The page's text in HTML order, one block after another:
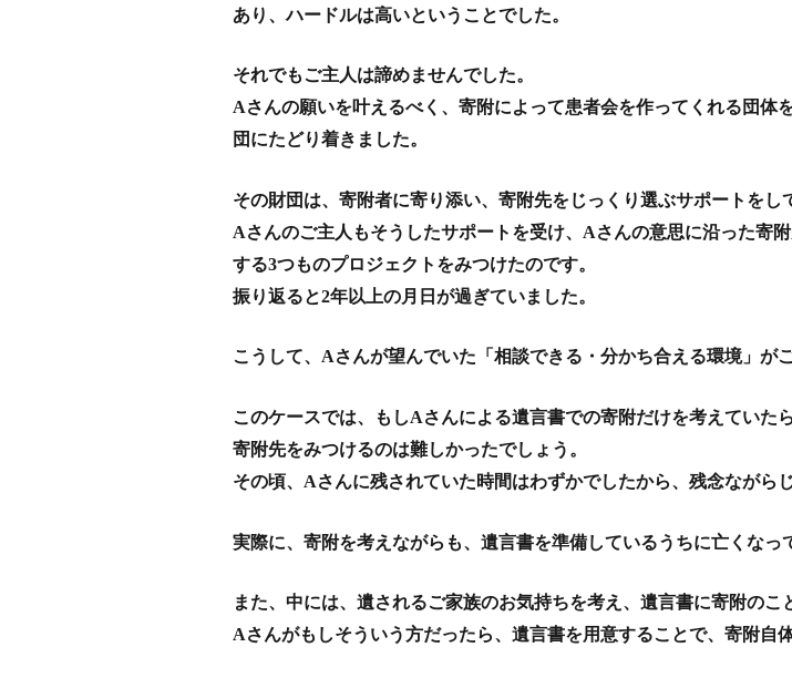
あり、ハードルは高いということでした。
それでもご主人は諦めませんでした。
Aさんの願いを叶えるべく、寄附によって患者会を作ってくれる団
団にたどり着きました。
その財団は、寄附者に寄り添い、寄附先をじっくり選ぶサポートをし
Aさんのご主人もそうしたサポートを受け、Aさんの意思に沿った寄
する3つものプロジェクトをみつけたのです。
振り返ると2年以上の月日が過ぎていました。
こうして、Aさんが望んでいた「相談できる・分かち合える環境」が
このケースでは、もしAさんによる遺言書での寄附だけを考えていた
寄附先をみつけるのは難しかったでしょう。
その頃、Aさんに残されていた時間はわずかでしたから、残念ながら
実際に、寄附を考えながらも、遺言書を準備しているうちに亡くなっ
また、中には、遺されるご家族のお気持ちを考え、遺言書に寄附のこ
Aさんがもしそういう方だったら、遺言書を用意することで、寄附自